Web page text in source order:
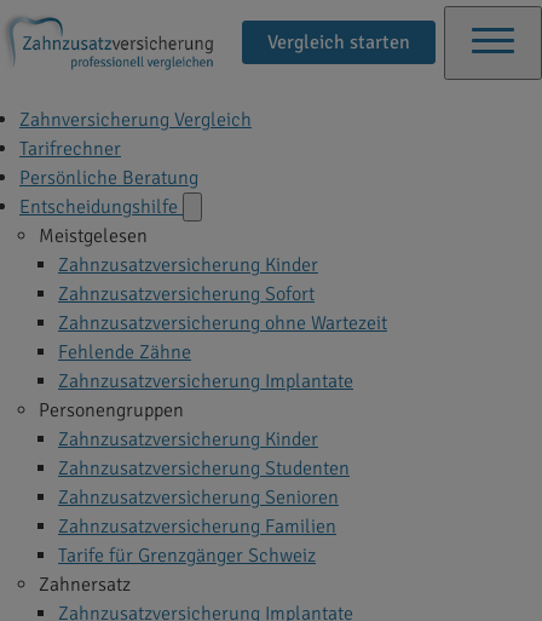
Vergleich starten
Zahnversicherung Vergleich
Tarifrechner
Persönliche Beratung
Entscheidungshilfe
Meistgelesen
Zahnzusatzversicherung Kinder
Zahnzusatzversicherung Sofort
Zahnzusatzversicherung ohne Wartezeit
Fehlende Zähne
Zahnzusatzversicherung Implantate
Personengruppen
Zahnzusatzversicherung Kinder
Zahnzusatzversicherung Studenten
Zahnzusatzversicherung Senioren
Zahnzusatzversicherung Familien
Tarife für Grenzgänger Schweiz
Zahnersatz
Zahnzusatzversicherung Implantate